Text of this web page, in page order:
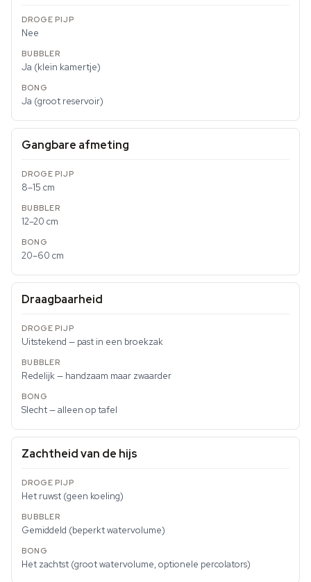
Nee
Ja (klein kamertje)
Ja (groot reservoir)
Gangbare afmeting
8–15 cm
12–20 cm
20–60 cm
Draagbaarheid
Uitstekend — past in een broekzak
Redelijk — handzaam maar zwaarder
Slecht — alleen op tafel
Zachtheid van de hijs
Het ruwst (geen koeling)
Gemiddeld (beperkt watervolume)
Het zachtst (groot watervolume, optionele percolators)